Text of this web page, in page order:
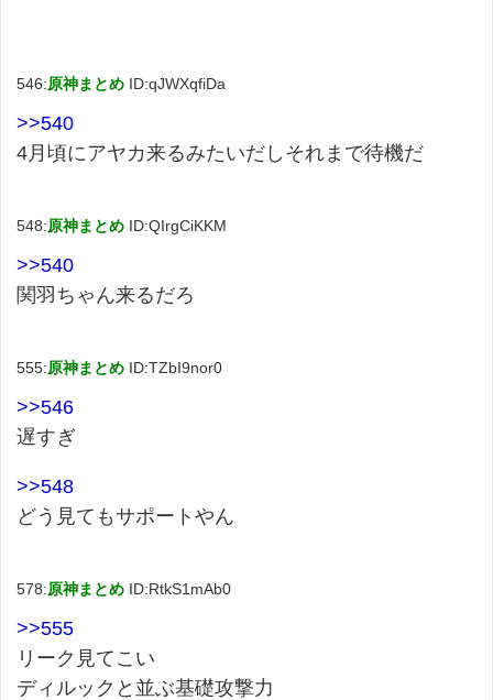
546:原神まとめ ID:qJWXqfiDa
>>540
4月頃にアヤカ来るみたいだしそれまで待機だ
548:原神まとめ ID:QIrgCiKKM
>>540
関羽ちゃん来るだろ
555:原神まとめ ID:TZbI9nor0
>>546
遅すぎ
>>548
どう見てもサポートやん
578:原神まとめ ID:RtkS1mAb0
>>555
リーク見てこい
ディルックと並ぶ基礎攻撃力